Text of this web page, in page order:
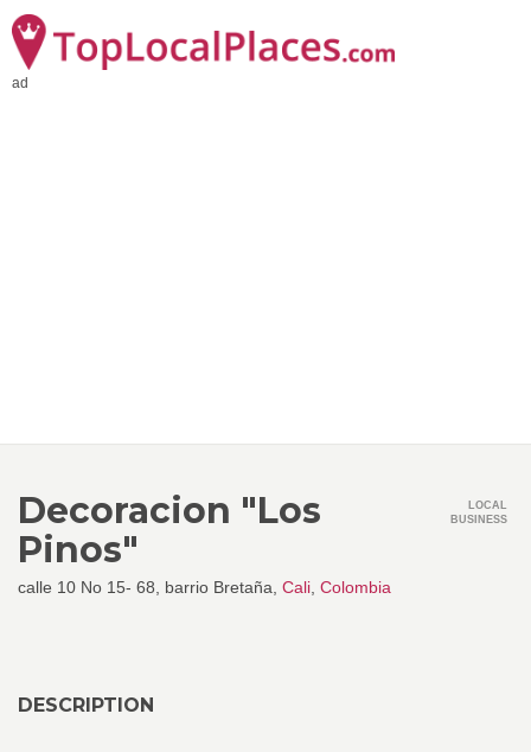
ad
Decoracion "Los
Pinos"
calle 10 No 15- 68, barrio Bretaña, Cali Colombia
LOCAL
BUSINESS
DESCRIPTION